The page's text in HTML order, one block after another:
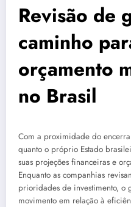
Revisão de
caminho
orçamento
no Brasil
Com a proximidade do
quanto o próprio Estado
suas projeções financeiras e
Enquanto as companhias
prioridades de investimento, o
movimento em relação à